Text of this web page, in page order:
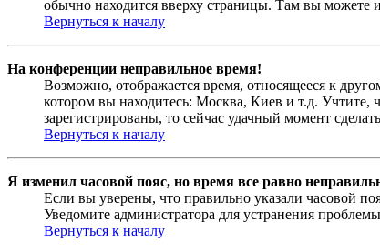
обычно находится вверху страницы. Там вы можете
Вернуться к началу
На конференции неправильное время!
Возможно, отображается время, относящееся к
котором вы находитесь: Москва, Киев и т.д. Учтите,
зарегистрированы, то сейчас удачный момент
Вернуться к началу
Я изменил часовой пояс, но время все равно
Если вы уверены, что правильно указали часовой
Уведомите администратора для устранения
Вернуться к началу